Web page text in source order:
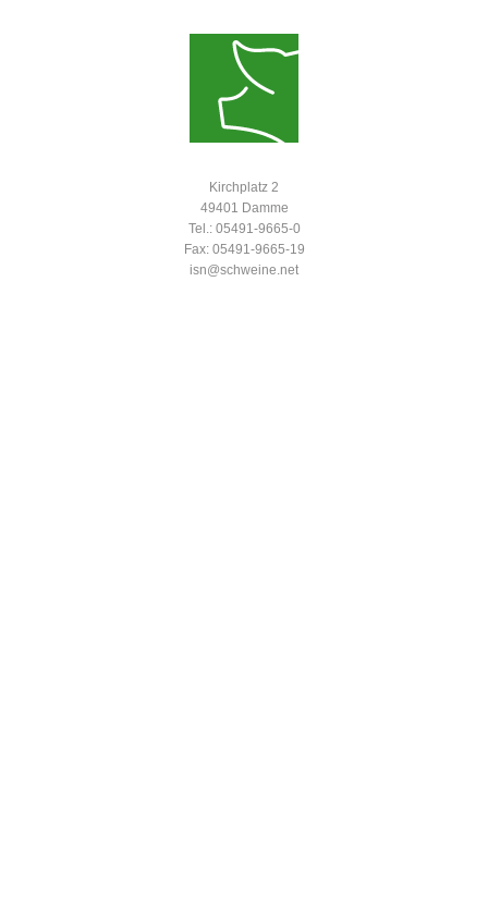
Kirchplatz 2
49401 Damme
Tel.: 05491-9665-0
Fax: 05491-9665-19
isn@schweine.net